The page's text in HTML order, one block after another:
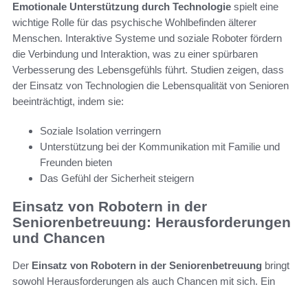
Emotionale Unterstützung durch Technologie spielt eine
wichtige Rolle für das psychische Wohlbefinden älterer
Menschen. Interaktive Systeme und soziale Roboter fördern
die Verbindung und Interaktion, was zu einer spürbaren
Verbesserung des Lebensgefühls führt. Studien zeigen, dass
der Einsatz von Technologien die Lebensqualität von Senioren
beeinträchtigt, indem sie:
Soziale Isolation verringern
Unterstützung bei der Kommunikation mit Familie und
Freunden bieten
Das Gefühl der Sicherheit steigern
Einsatz von Robotern in der
Seniorenbetreuung: Herausforderungen
und Chancen
Der Einsatz von Robotern in der Seniorenbetreuung bringt
sowohl Herausforderungen als auch Chancen mit sich. Ein